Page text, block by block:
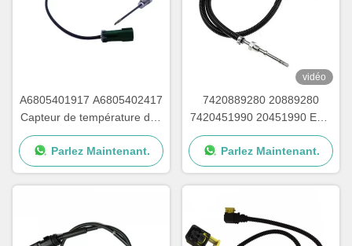
A6805401917 A6805402417
Capteur de température des
gaz d'échappement pour le
cargo Detroit
Parlez Maintenant.
vidéo
7420889280 20889280
7420451990 20451990 EGT
Capteur de température des
gaz d'échappement des
camions DEUTZ
Parlez Maintenant.